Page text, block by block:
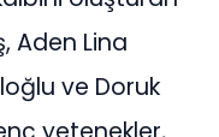
Aden Lina
ve Doruk